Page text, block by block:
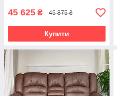
45 625 ₴ 45 875 ₴
Купити